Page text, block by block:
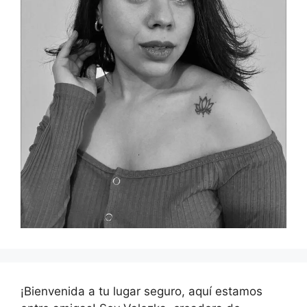
¡Bienvenida a tu lugar seguro, aquí estamos